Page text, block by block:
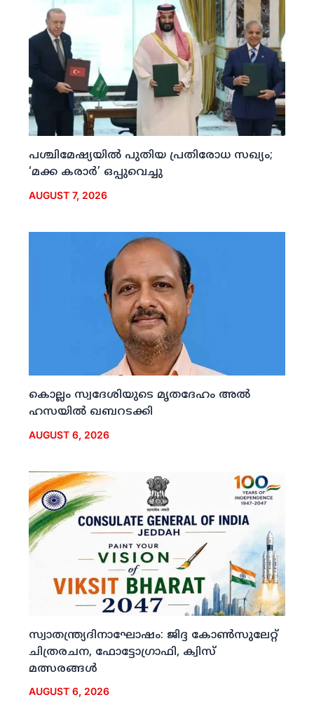
പശ്ചിമേഷ്യയില്‍ പുതിയ പ്രതിരോധ സഖ്യം;
‘മക്ക കരാര്‍’ ഒപ്പുവെച്ചു
AUGUST 7, 2026
കൊല്ലം സ്വദേശിയുടെ മൃതദേഹം അല്‍
ഹസയില്‍ ഖബറടക്കി
AUGUST 6, 2026
സ്വാതന്ത്ര്യദിനാഘോഷം: ജിദ്ദ കോണ്‍സുലേറ്റ്
ചിത്രരചന, ഫോട്ടോഗ്രാഫി, ക്വിസ്
മത്സരങ്ങള്‍
AUGUST 6, 2026